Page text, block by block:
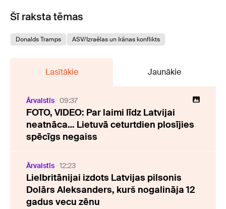
Šī raksta tēmas
Donalds Tramps ASV/Izraēlas un Irānas konflikts
Lasītākie Jaunākie
Ārvalstīs 09:37
FOTO, VIDEO: Par laimi līdz Latvijai
neatnāca… Lietuvā ceturtdien plosījies
spēcīgs negaiss
Ārvalstīs 12:23
Lielbritānijai izdots Latvijas pilsonis
Dolārs Aleksanders, kurš nogalināja 12
gadus vecu zēnu